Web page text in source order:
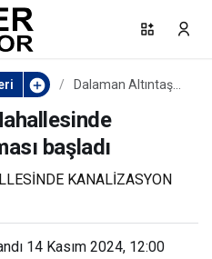
Dalaman Altıntaş
kanalizasyon
çalışması başladı
başladı
KANALİZASYON
14 Kasım 2024, 12:00
Paylaş